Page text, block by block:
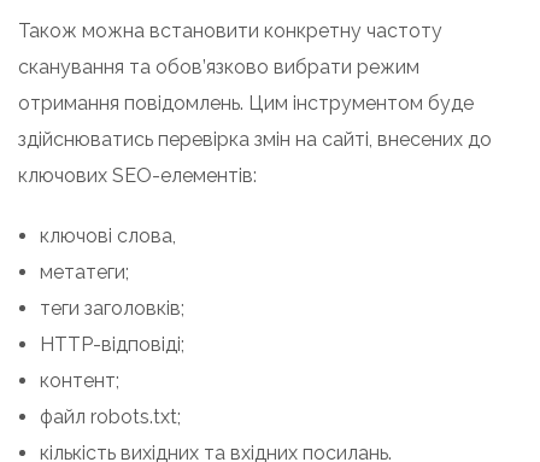
Також можна встановити конкретну частоту
сканування та обов’язково вибрати режим
отримання повідомлень. Цим інструментом буде
здійснюватись перевірка змін на сайті, внесених до
ключових SEO-елементів:
ключові слова,
метатеги;
теги заголовків;
HTTP-відповіді;
контент;
файл robots.txt;
кількість вихідних та вхідних посилань.